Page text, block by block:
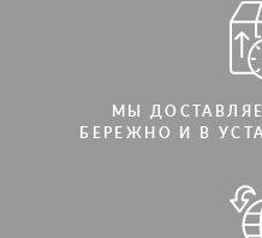
МЫ
БЕРЕЖНО И В